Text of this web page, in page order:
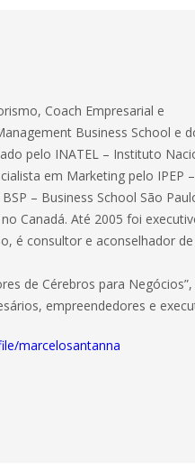
Coach Empresarial e
Business School e
pelo INATEL – Instituto
em Marketing pelo IPEP –
– Business School São
Canadá. Até 2005 foi
é consultor e aconselhador de
de Cérebros para Negócios”,
empreendedores e
marcelosantanna